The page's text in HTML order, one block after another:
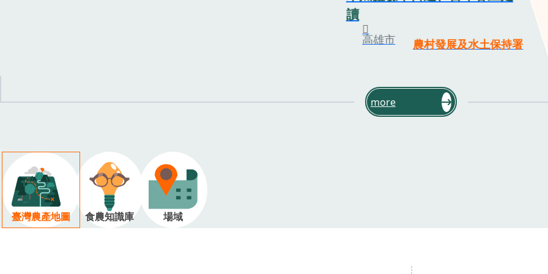
讀
高雄市 農村發展及水土保持署
more
臺灣農產地圖 食農知識庫 場域